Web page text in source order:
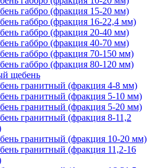
габбро (фракция 15-20 мм)
габбро (фракция 16-22,4 мм)
габбро (фракция 20-40 мм)
габбро (фракция 40-70 мм)
габбро (фракция 70-150 мм)
габбро (фракция 80-120 мм)
щебень
гранитный (фракция 4-8 мм)
гранитный (фракция 5-10 мм)
гранитный (фракция 5-20 мм)
гранитный (фракция 8-11,2
гранитный (фракция 10-20 мм)
гранитный (фракция 11,2-16